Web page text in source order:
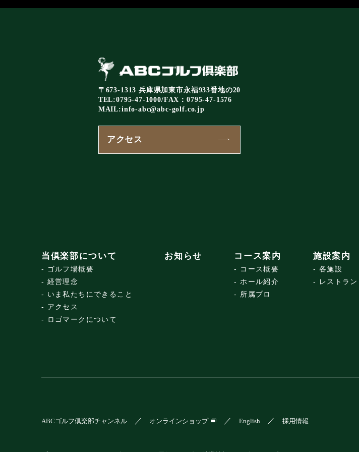
〒673-1313 兵庫県加東市永福933番地の20
TEL:0795-47-1000/FAX：0795-47-1576
MAIL:info-abc@abc-golf.co.jp
アクセス
当倶楽部について
ゴルフ場概要
経営理念
いま私たちにできること
アクセス
ロゴマークについて
お知らせ コース案内
コース概要
ホール紹介
所属プロ
施設案内
各施設
レストラン
ABCゴルフ倶楽部チャンネル オンラインショップ English 採用情報